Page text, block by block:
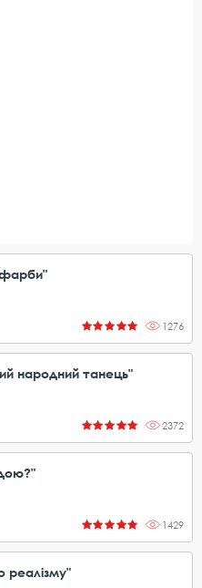
фарби"
1276
народний танець"
2372
1429
реалізму"